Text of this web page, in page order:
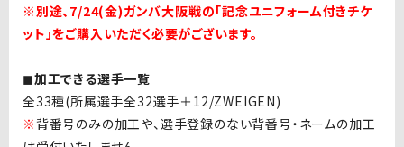
※ 別途、7/24(金)ガンバ大阪戦の「記念ユニフォーム付きチケ
ット」をご購入いただく必要がございます。
◼︎加工できる選手一覧
全33種(所属選手全32選手＋12/ZWEIGEN)
※背番号のみの加工や、選手登録のない背番号・ネームの加工